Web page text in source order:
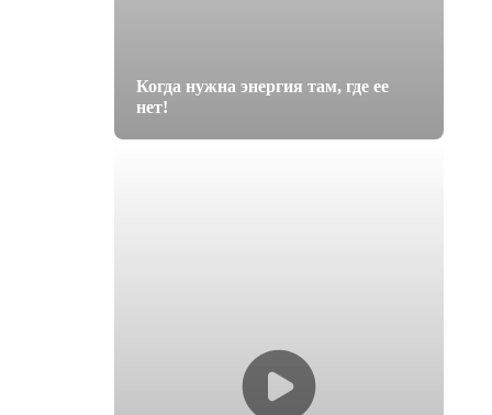
Когда нужна энергия там, где ее
нет!